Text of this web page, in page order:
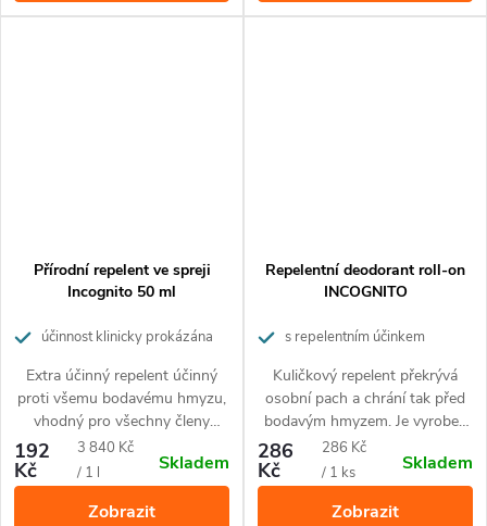
Přírodní repelent ve spreji
Incognito 50 ml
účinnost klinicky prokázána
Extra účinný repelent účinný
proti všemu bodavému hmyzu,
vhodný pro všechny členy
rodiny včetně malých dětí od 6
měsíců,
pro všechny podnebné
pásy včetně tropických.
192
Kč
Měrná
cena:
3 840 Kč
/ 1 l
Skladem
Zobrazit
Repelentní deodorant roll-on
INCOGNITO
s repelentním účinkem
Kuličkový repelent překrývá
osobní pach a chrání tak před
bodavým hmyzem. Je vyroben
100% z přírodních složek.
286
Kč
Měrná
cena:
286 Kč
/ 1 ks
Skladem
Zobrazit